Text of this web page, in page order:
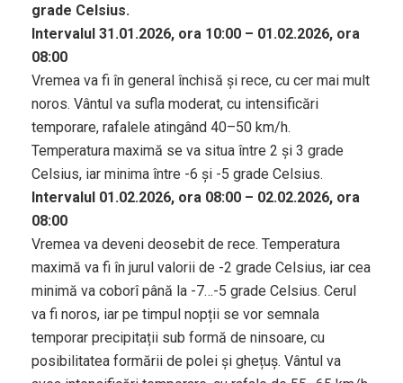
grade Celsius.
Intervalul 31.01.2026, ora 10:00 – 01.02.2026, ora
08:00
Vremea va fi în general închisă și rece, cu cer mai mult
noros. Vântul va sufla moderat, cu intensificări
temporare, rafalele atingând 40–50 km/h.
Temperatura maximă se va situa între 2 și 3 grade
Celsius, iar minima între -6 și -5 grade Celsius.
Intervalul 01.02.2026, ora 08:00 – 02.02.2026, ora
08:00
Vremea va deveni deosebit de rece. Temperatura
maximă va fi în jurul valorii de -2 grade Celsius, iar cea
minimă va coborî până la -7…-5 grade Celsius. Cerul
va fi noros, iar pe timpul nopții se vor semnala
temporar precipitații sub formă de ninsoare, cu
posibilitatea formării de polei și ghețuș. Vântul va